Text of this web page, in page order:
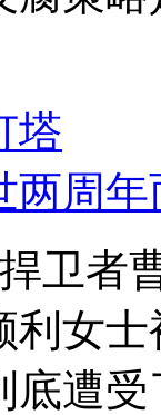
塔
周年
卫者
利女
底遭